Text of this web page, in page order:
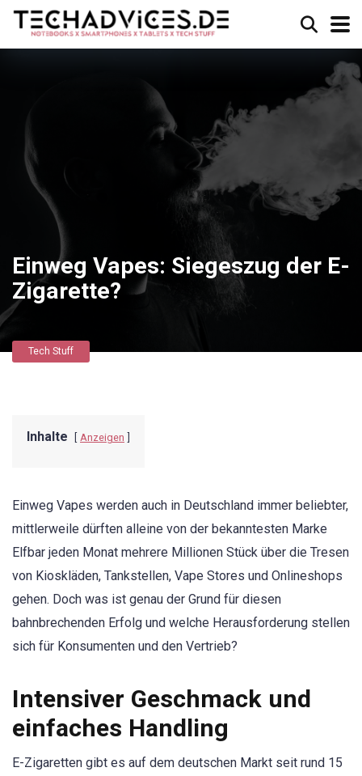
Einweg Vapes: Siegeszug der E-
Zigarette?
Tech Stuff
Inhalte Anzeigen
Einweg Vapes werden auch in Deutschland immer beliebter,
mittlerweile dürften alleine von der bekanntesten Marke
Elfbar jeden Monat mehrere Millionen Stück über die Tresen
von Kioskläden, Tankstellen, Vape Stores und Onlineshops
gehen. Doch was ist genau der Grund für diesen
bahnbrechenden Erfolg und welche Herausforderung stellen
sich für Konsumenten und den Vertrieb?
Intensiver Geschmack und
einfaches Handling
E-Zigaretten gibt es auf dem deutschen Markt seit rund 15